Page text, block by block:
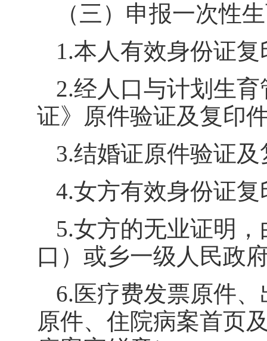
（三）申报一次性
1.本人有效身份证复
2.经人口与计划生
证》原件验证及复印
3.结婚证原件验证
4.女方有效身份证复
5.女方的无业证明
口）或乡一级人民政
6.医疗费发票原件
原件、住院病案首页